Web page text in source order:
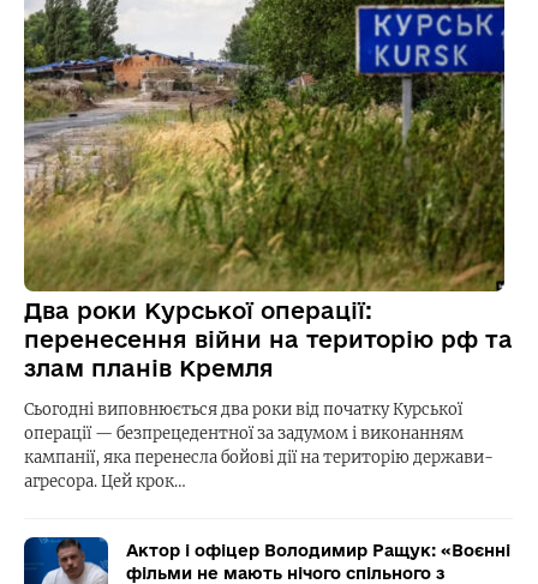
Два роки Курської операції:
перенесення війни на територію рф та
злам планів Кремля
Сьогодні виповнюється два роки від початку Курської
операції — безпрецедентної за задумом і виконанням
кампанії, яка перенесла бойові дії на територію держави-
агресора. Цей крок…
Актор і офіцер Володимир Ращук: «Воєнні
фільми не мають нічого спільного з